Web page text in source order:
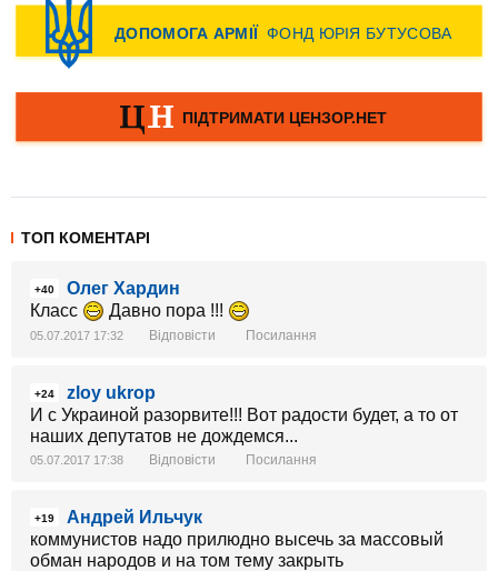
ТОП КОМЕНТАРІ
+40
Олег Хардин
Класс
Давно пора !!!
05.07.2017 17:32 Відповісти Посилання
+24
zloy ukrop
И с Украиной разорвите!!! Вот радости будет, а то от
наших депутатов не дождемся...
05.07.2017 17:38 Відповісти Посилання
+19
Андрей Ильчук
коммунистов надо прилюдно высечь за массовый
обман народов и на том тему закрыть